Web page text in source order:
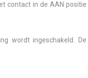
contact in de AAN positie
wordt ingeschakeld. De